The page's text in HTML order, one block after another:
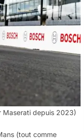
Maserati depuis 2023)
(tout comme